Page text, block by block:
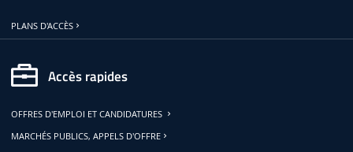
PLANS D'ACCÈS
Accès rapides
OFFRES D'EMPLOI ET CANDIDATURES
MARCHÉS PUBLICS, APPELS D'OFFRE